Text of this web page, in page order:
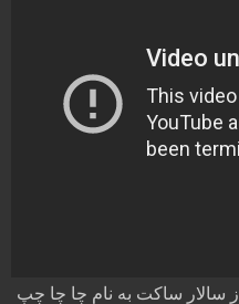
سالار ساکت به نام چا چا چپ